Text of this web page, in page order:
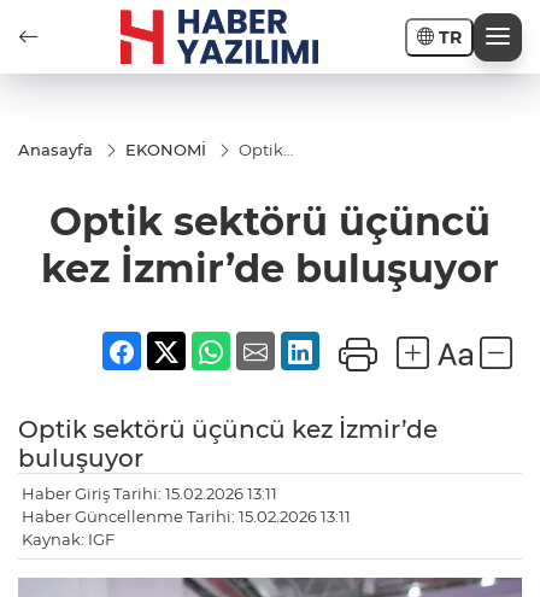
TR
Anasayfa EKONOMİ
Optik
kez
İzmir’de
Optik sektörü üçüncü
kez İzmir’de buluşuyor
Optik sektörü üçüncü kez İzmir’de
buluşuyor
Haber Giriş Tarihi: 15.02.2026 13:11
Haber Güncellenme Tarihi: 15.02.2026 13:11
Kaynak: IGF